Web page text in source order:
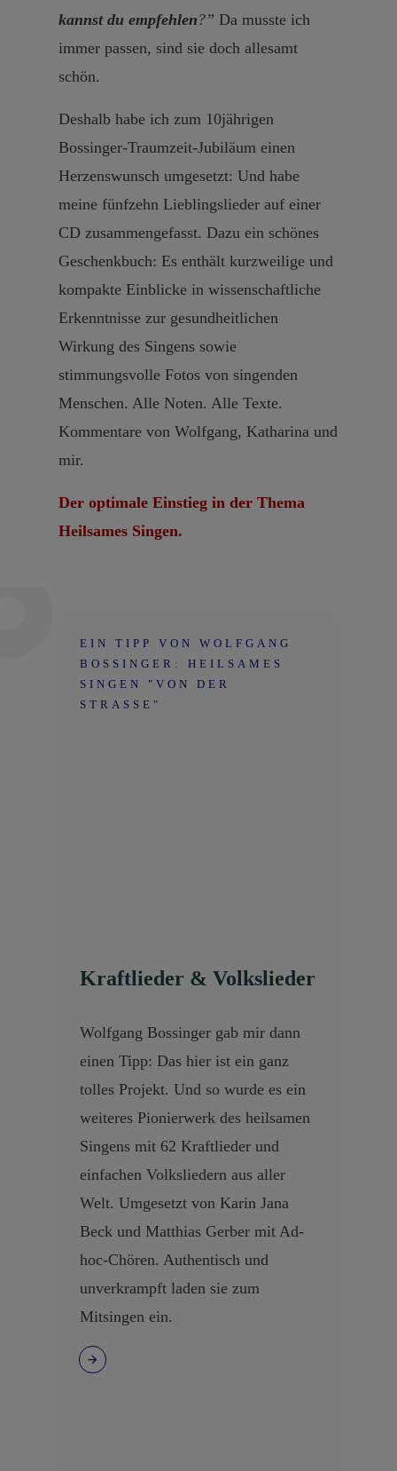
kannst du empfehlen?” Da musste ich
immer passen, sind sie doch allesamt
schön.
Deshalb habe ich zum 10jährigen
Bossinger-Traumzeit-Jubiläum einen
Herzenswunsch umgesetzt: Und habe
meine fünfzehn Lieblingslieder auf einer
CD zusammengefasst. Dazu ein schönes
Geschenkbuch: Es enthält kurzweilige und
kompakte Einblicke in wissenschaftliche
Erkenntnisse zur gesundheitlichen
Wirkung des Singens sowie
stimmungsvolle Fotos von singenden
Menschen. Alle Noten. Alle Texte.
Kommentare von Wolfgang, Katharina und
mir.
Der optimale Einstieg in der Thema
Heilsames Singen.
EIN TIPP VON WOLFGANG
BOSSINGER: HEILSAMES
SINGEN "VON DER
STRASSE"
Kraftlieder & Volkslieder
Wolfgang Bossinger gab mir dann
einen Tipp: Das hier ist ein ganz
tolles Projekt. Und so wurde es ein
weiteres Pionierwerk des heilsamen
Singens mit 62 Kraftlieder und
einfachen Volksliedern aus aller
Welt. Umgesetzt von Karin Jana
Beck und Matthias Gerber mit Ad-
hoc-Chören. Authentisch und
unverkrampft laden sie zum
Mitsingen ein.